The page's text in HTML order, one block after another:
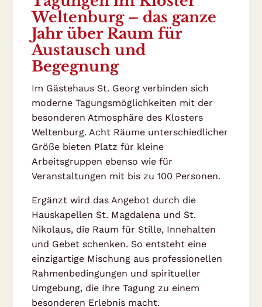
Weltenburg – das ganze
Jahr über Raum für
Austausch und
Begegnung
Im Gästehaus St. Georg verbinden sich
moderne Tagungsmöglichkeiten mit der
besonderen Atmosphäre des Klosters
Weltenburg. Acht Räume unterschiedlicher
Größe bieten Platz für kleine
Arbeitsgruppen ebenso wie für
Veranstaltungen mit bis zu 100 Personen.
Ergänzt wird das Angebot durch die
Hauskapellen St. Magdalena und St.
Nikolaus, die Raum für Stille, Innehalten
und Gebet schenken. So entsteht eine
einzigartige Mischung aus professionellen
Rahmenbedingungen und spiritueller
Umgebung, die Ihre Tagung zu einem
besonderen Erlebnis macht.